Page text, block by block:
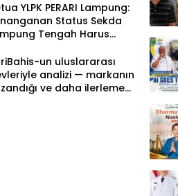
YLPK PERARI Lampung:
Status Sekda
Tengah Harus
Opini
un uluslararası
analizi — markanın
ve daha ilerlemesi